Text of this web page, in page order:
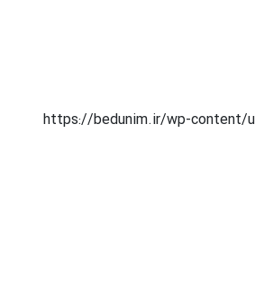
https://bedunim.ir/wp-content/